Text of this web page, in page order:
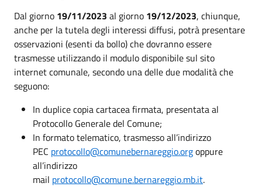
Dal giorno 19/11/2023 al giorno 19/12/2023, chiunque,
anche per la tutela degli interessi diffusi, potrà presentare
osservazioni (esenti da bollo) che dovranno essere
trasmesse utilizzando il modulo disponibile sul sito
internet comunale, secondo una delle due modalità che
seguono:
In duplice copia cartacea firmata, presentata al
Protocollo Generale del Comune;
In formato telematico, trasmesso all’indirizzo
PEC protocollo@comunebernareggio.orgoppure
all’indirizzo
mail protocollo@comune.bernareggio.mb.it.